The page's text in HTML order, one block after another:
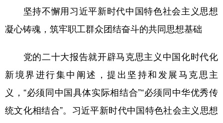
坚持不懈用习近平新时代中国特色社会主义思想
凝心铸魂，筑牢职工群众团结奋斗的共同思想基础
党的二十大报告就开辟马克思主义中国化时代化
新境界进行集中阐述，提出坚持和发展马克思主
义，“必须同中国具体实际相结合”“必须同中华优秀传
统文化相结合”。习近平新时代中国特色社会主义思想